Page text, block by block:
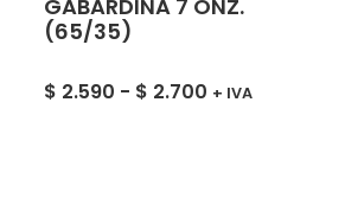
GABARDINA 7 ONZ.
(65/35)
$ 2.590 - $ 2.700 + IVA